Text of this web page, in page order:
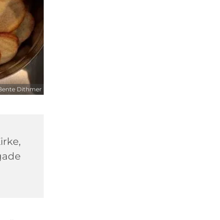
Dithmer